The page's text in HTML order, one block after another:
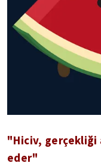
"Hiciv, gerçekliği
eder"